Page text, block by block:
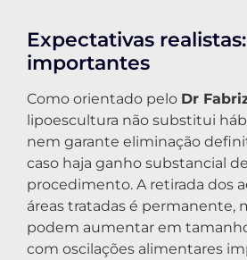
Expectativas
importantes
Como orientado pelo Dr
lipoescultura não substitui
nem garante eliminação
caso haja ganho substancial
procedimento. A retirada dos
áreas tratadas é permanente,
podem aumentar em
com oscilações alimentares